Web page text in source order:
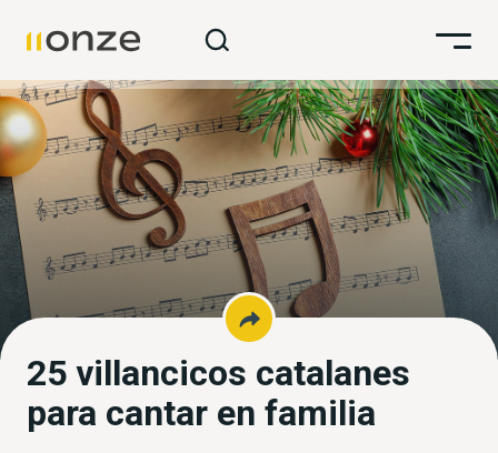
25 villancicos catalanes
para cantar en familia